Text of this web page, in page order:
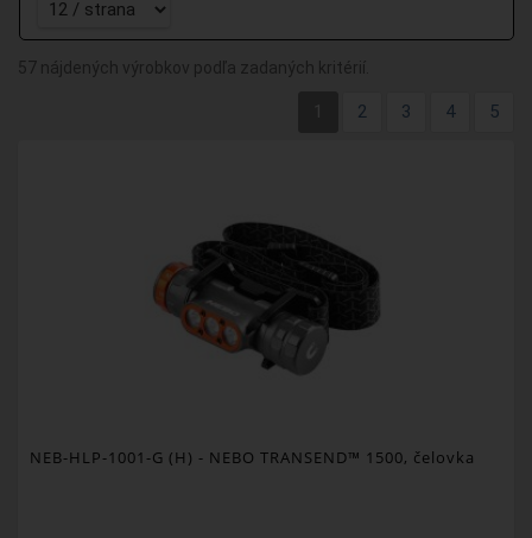
57 nájdených výrobkov podľa zadaných kritérií.
2 3 4 5
NEB-HLP-1001-G (H) - NEBO TRANSEND™ 1500, čelovka